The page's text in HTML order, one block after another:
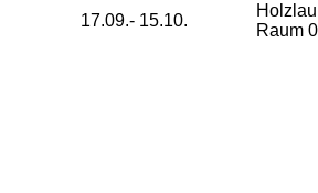
17.09.- 15.10.
Raum